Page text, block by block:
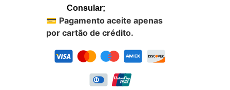
Consular;
💳 Pagamento aceite apenas
por cartão de crédito.